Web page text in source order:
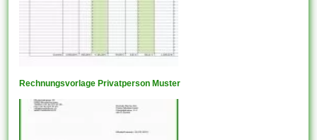
Rechnungsvorlage Privatperson Muster